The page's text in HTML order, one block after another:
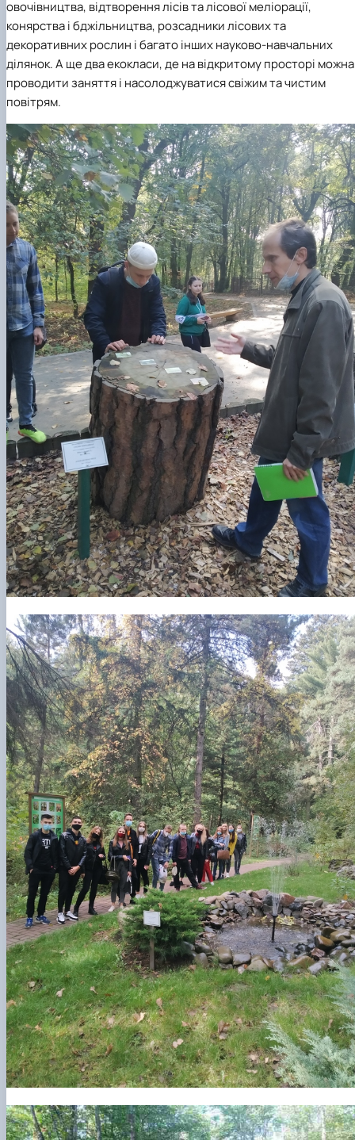
овочівництва, відтворення лісів та лісової меліорації,
конярства і бджільництва, розсадники лісових та
декоративних рослин і багато інших науково-навчальних
ділянок. А ще два екокласи, де на відкритому просторі можна
проводити заняття і насолоджуватися свіжим та чистим
повітрям.